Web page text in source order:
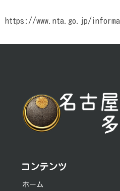
https://www.nta.go.jp/
コンテンツ
ホーム